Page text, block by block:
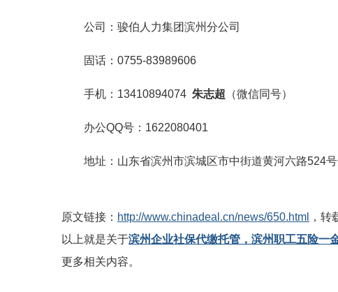
公司：骏伯人力集团滨州分公司
固话：0755-83989606
手机：13410894074 朱志超 （微信同号）
办公QQ号：1622080401
地址：山东省滨州市滨城区市中街道黄河六路524
原文链接： http://www.chinadeal.cn/news/650.html
，转
以上就是关于滨州企业社保代缴托管，滨州职工五险一
更多相关内容。